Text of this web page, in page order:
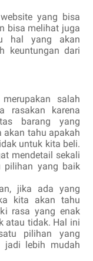
yang bisa
bisa melihat juga
hal yang akan
keuntungan dari
salah
rasakan karena
barang yang
akan tahu apakah
untuk kita beli.
mendetail sekali
pilihan yang baik
jika ada yang
kita akan tahu
rasa yang enak
atau tidak. Hal ini
pilihan yang
jadi lebih mudah